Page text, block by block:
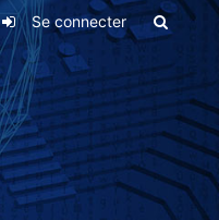
Se connecter